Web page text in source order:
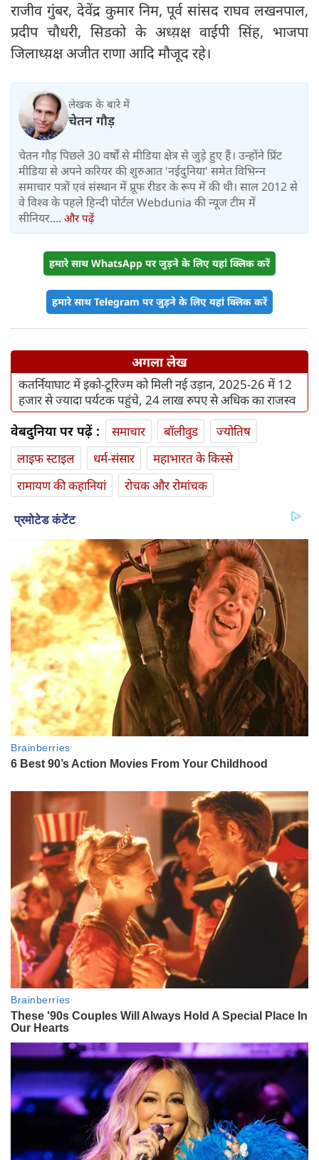
राजीव गुंबर, देवेंद्र कुमार निम, पूर्व सांसद राघव लखनपाल,
प्रदीप चौधरी, सिडको के अध्य़क्ष वाईपी सिंह, भाजपा
जिलाध्य़क्ष अजीत राणा आदि मौजूद रहे।
लेखक के बारे में
चेतन गौड़
चेतन गौड़ पिछले 30 वर्षों से मीडिया क्षेत्र से जुड़े हुए हैं। उन्‍होंने प्रिंट
मीडिया से अपने करियर की शुरुआत 'नईदुनिया' समेत विभिन्‍न
समाचार पत्रों एवं संस्‍थान में प्रूफ रीडर के रूप में की थी। साल 2012 से
वे विश्व के पहले हिन्दी पोर्टल Webdunia की न्यूज टीम में
सीनियर.... और पढ़ें
हमारे साथ WhatsApp पर जुड़ने के लिए यहां क्लिक करें
हमारे साथ Telegram पर जुड़ने के लिए यहां क्लिक करें
अगला लेख
कतर्नियाघाट में इको-टूरिज्म को मिली नई उड़ान, 2025-26 में 12
हजार से ज्यादा पर्यटक पहुंचे, 24 लाख रुपए से अधिक का राजस्व
वेबदुनिया पर पढ़ें : समाचार बॉलीवुड
ज्योतिष
लाइफ स्‍टाइल
धर्म-संसार
महाभारत के किस्से
रामायण की कहानियां
रोचक और रोमांचक